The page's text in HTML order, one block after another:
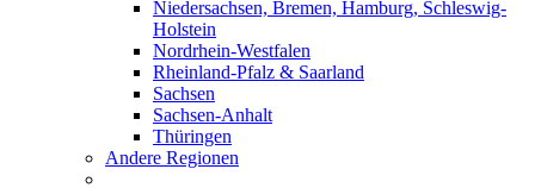
Niedersachsen, Bremen, Hamburg, Schleswig-
Holstein
Nordrhein-Westfalen
Rheinland-Pfalz & Saarland
Sachsen
Sachsen-Anhalt
Thüringen
Andere Regionen